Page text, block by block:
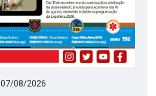
07/08/2026